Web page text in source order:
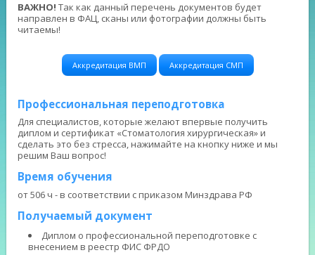
ВАЖНО! Так как данный перечень документов будет
направлен в ФАЦ, сканы или фотографии должны быть
читаемы!
Аккредитация ВМП Аккредитация СМП
Профессиональная переподготовка
Для специалистов, которые желают впервые получить
диплом и сертификат «Стоматология хирургическая» и
сделать это без стресса, нажимайте на кнопку ниже и мы
решим Ваш вопрос!
Время обучения
от 506 ч - в соответствии с приказом Минздрава РФ
Получаемый документ
Диплом о профессиональной переподготовке с
внесением в реестр ФИС ФРДО